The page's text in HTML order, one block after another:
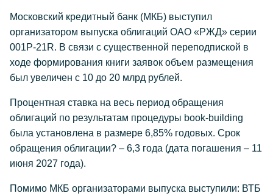
Московский кредитный банк (МКБ) выступил
организатором выпуска облигаций ОАО «РЖД» серии
001P-21R. В связи с существенной переподпиской в
ходе формирования книги заявок объем размещения
был увеличен с 10 до 20 млрд рублей.
Процентная ставка на весь период обращения
облигаций по результатам процедуры book-building
была установлена в размере 6,85% годовых. Срок
обращения облигации? – 6,3 года (дата погашения – 11
июня 2027 года).
Помимо МКБ организаторами выпуска выступили: ВТБ